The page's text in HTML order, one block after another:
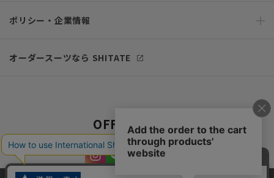
ポリシー・企業情報
オーダースーツなら SHITATE
OFFICIAL SNS